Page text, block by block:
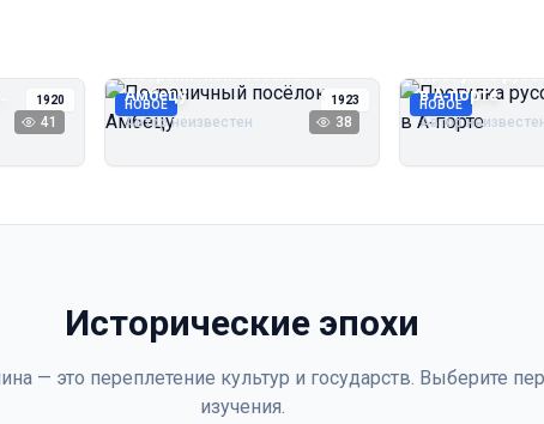
1920
41
НОВОЕ 1923
Пограничный посёлок
Амбецу
Автор неизвестен 38
НОВОЕ
Прогулка
в А‑порте
Автор
Исторические эпохи
— это переплетение культур и государств. Выберите
изучения.